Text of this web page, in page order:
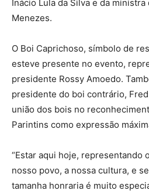
Inácio Lula da Silva e da
Menezes.
O Boi Caprichoso, símbolo de
esteve presente no evento,
presidente Rossy Amoedo.
presidente do boi contrário,
união dos bois no
Parintins como expressão
“Estar aqui hoje, representando
nosso povo, a nossa cultura, e
tamanha honraria é muito